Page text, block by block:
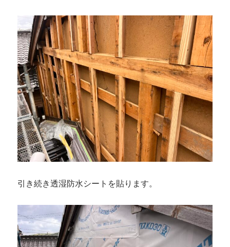
引き続き透湿防水シートを貼ります。